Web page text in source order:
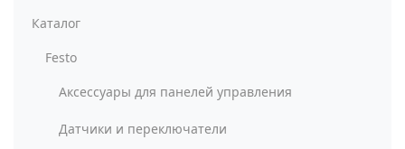
Каталог
Festo
Аксессуары для панелей управления
Датчики и переключатели